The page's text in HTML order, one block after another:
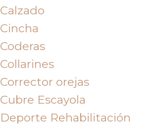
Calzado
Cincha
Coderas
Collarines
Corrector orejas
Cubre Escayola
Deporte Rehabilitación